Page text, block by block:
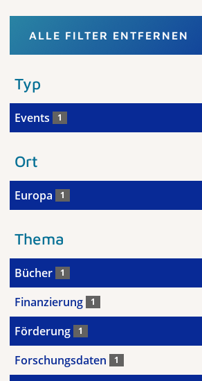
ALLE FILTER ENTFERNEN
Typ
Events 1
Ort
Europa 1
Thema
Bücher 1
Finanzierung 1
Förderung 1
Forschungsdaten 1